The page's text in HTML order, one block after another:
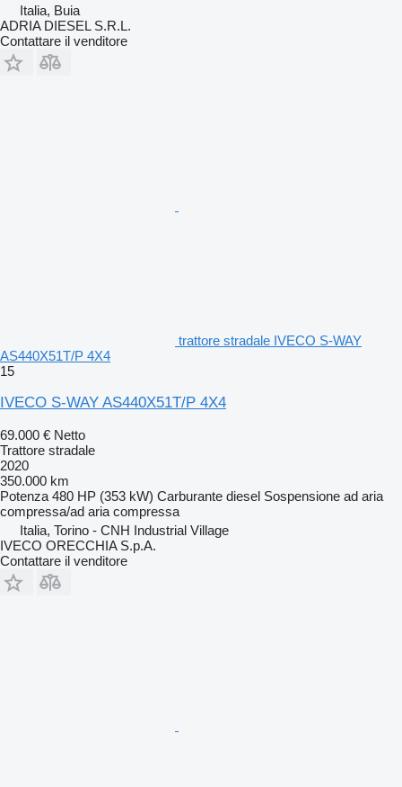
Italia, Buia
ADRIA DIESEL S.R.L.
Contattare il venditore
trattore stradale IVECO S-WAY
AS440X51T/P 4X4
15
IVECO S-WAY AS440X51T/P 4X4
69.000 € Netto
Trattore stradale
2020
350.000 km
Potenza 480 HP (353 kW) Carburante diesel Sospensione ad aria
compressa/ad aria compressa
Italia, Torino - CNH Industrial Village
IVECO ORECCHIA S.p.A.
Contattare il venditore